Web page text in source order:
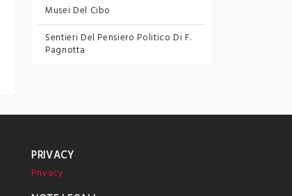
La storia: cambiamenti tra
passato e futuro
Visita guidata
Musei Del Cibo
Sentieri Del Pensiero Politico Di F.
Pagnotta
PRIVACY
Privacy